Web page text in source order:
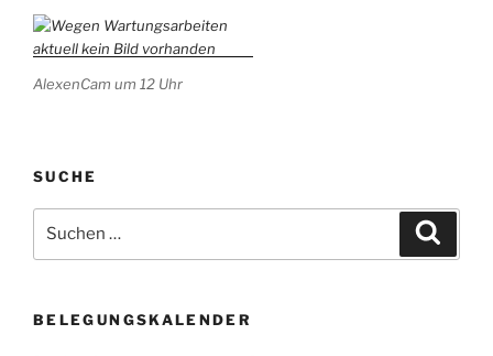
AlexenCam um 12 Uhr
SUCHE
nach:
BELEGUNGSKALENDER